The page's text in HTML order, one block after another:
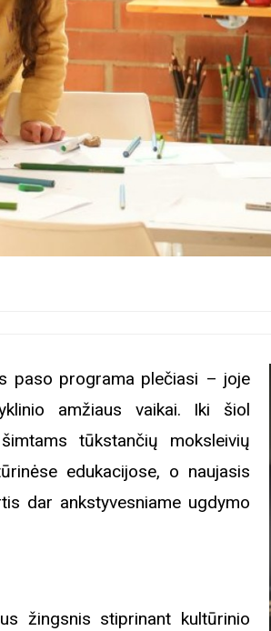
paso programa plečiasi – joje
amžiaus vaikai. Iki šiol
tūkstančių moksleivių
edukacijose, o naujasis
dar ankstyvesniame ugdymo
žingsnis stiprinant kultūrinio